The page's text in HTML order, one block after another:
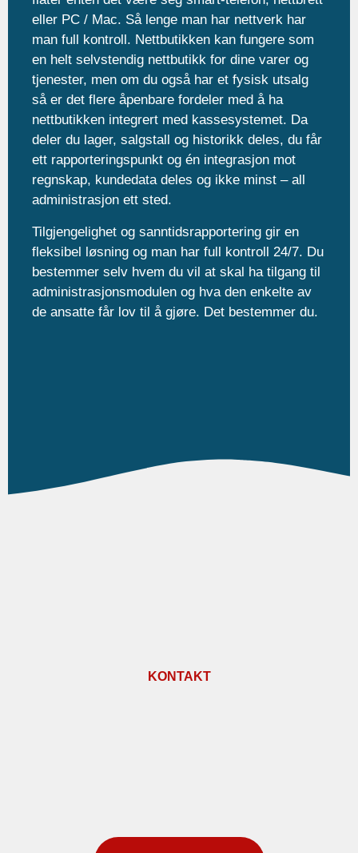
eller PC / Mac. Så lenge man har nettverk har
man full kontroll. Nettbutikken kan fungere som
en helt selvstendig nettbutikk for dine varer og
tjenester, men om du også har et fysisk utsalg
så er det flere åpenbare fordeler med å ha
nettbutikken integrert med kassesystemet. Da
deler du lager, salgstall og historikk deles, du får
ett rapporteringspunkt og én integrasjon mot
regnskap, kundedata deles og ikke minst – all
administrasjon ett sted.
Tilgjengelighet og sanntidsrapportering gir en
fleksibel løsning og man har full kontroll 24/7. Du
bestemmer selv hvem du vil at skal ha tilgang til
administrasjonsmodulen og hva den enkelte av
de ansatte får lov til å gjøre. Det bestemmer du.
KONTAKT